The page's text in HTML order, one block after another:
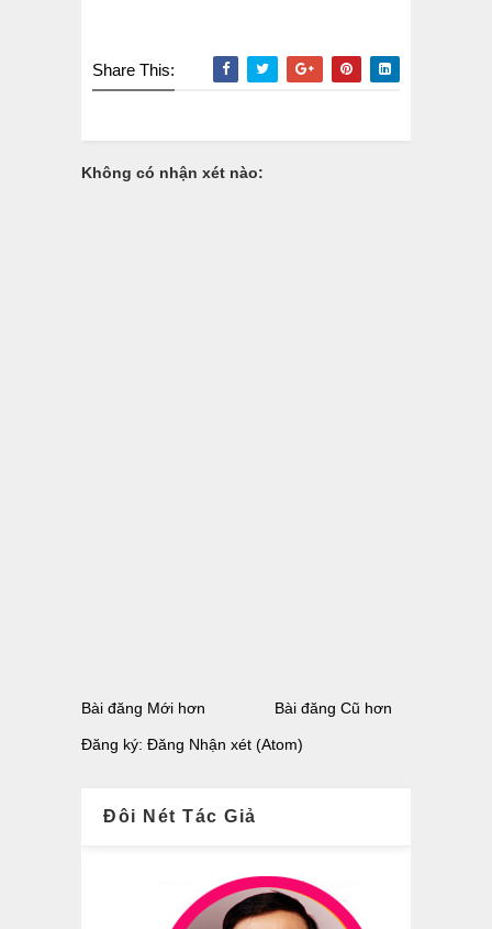
Share This:
Không có nhận xét nào:
Bài đăng Mới hơn Bài đăng Cũ hơn
Đăng ký: Đăng Nhận xét (Atom)
Đôi Nét Tác Giả